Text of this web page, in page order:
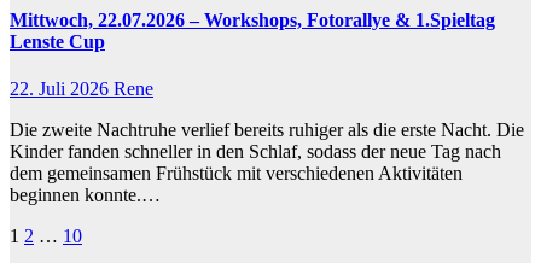
Mittwoch, 22.07.2026 – Workshops, Fotorallye & 1.Spieltag
Lenste Cup
22. Juli 2026 Rene
Die zweite Nachtruhe verlief bereits ruhiger als die erste Nacht. Die
Kinder fanden schneller in den Schlaf, sodass der neue Tag nach
dem gemeinsamen Frühstück mit verschiedenen Aktivitäten
beginnen konnte.…
Seitennummerierung
1 2 … 10